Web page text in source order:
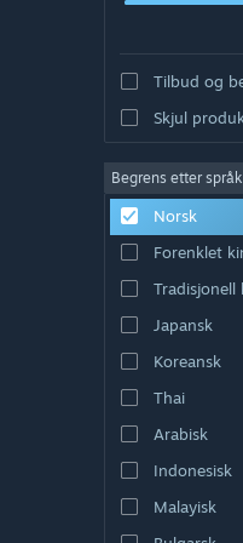
Tilbud og
Skjul
Begrens etter språk
Norsk
Forenklet
Tradisjonell
Japansk
Koreansk
Thai
Arabisk
Indonesisk
Malayisk